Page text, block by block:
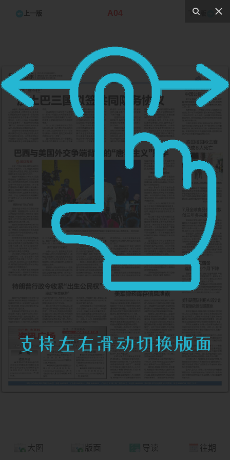
上一版 A04 下一版
大图 版面 导读 往期